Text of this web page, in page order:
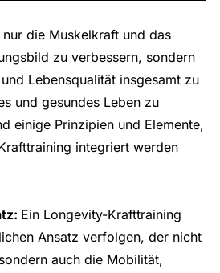
die Muskelkraft und das
zu verbessern, sondern
Lebensqualität insgesamt zu
und gesundes Leben zu
einige Prinzipien und Elemente,
integriert werden
Ein Longevity-Krafttraining
Ansatz verfolgen, der nicht
auch die Mobilität,